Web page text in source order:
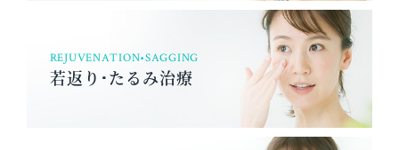
REJUVENATION•SAGGING
若返り･たるみ治療